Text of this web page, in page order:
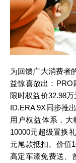
为回馈广大消费者
益惊喜放出：PRO
限时权益价32.98万
ID.ERA 9X同步推
用户权益体系，大
10000元超级置换
元尾款抵扣、价值
高定车漆免费送、